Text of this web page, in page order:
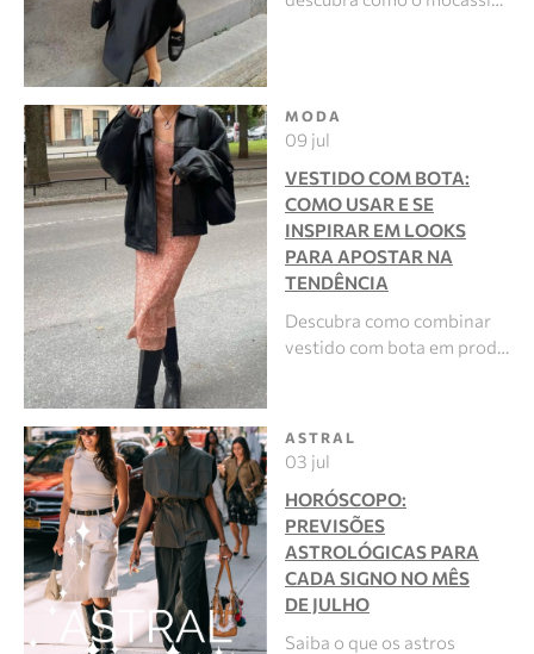
MODA
09 jul
VESTIDO COM BOTA:
COMO USAR E SE
INSPIRAR EM LOOKS
PARA APOSTAR NA
TENDÊNCIA
Descubra como combinar
vestido com bota em prod…
ASTRAL
03 jul
HORÓSCOPO:
PREVISÕES
ASTROLÓGICAS PARA
CADA SIGNO NO MÊS
DE JULHO
Saiba o que os astros